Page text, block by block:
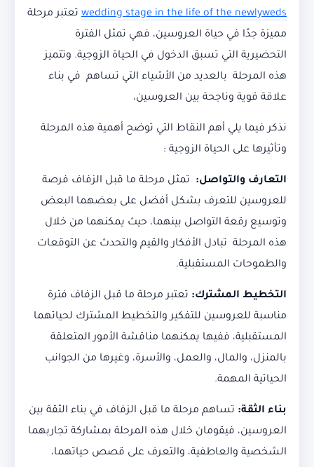
wedding stage in the life of the newlyweds تعتبر مرحلة
مميزة جدًا في حياة العروسين، فهي تمثل الفترة
التحضيرية التي تسبق الدخول في الحياة الزوجية. وتتميز
هذه المرحلة بالعديد من الأشياء التي تساهم في بناء
علاقة قوية وناجحة بين العروسين،
نذكر فيما يلي أهم النقاط التي توضح أهمية هذه المرحلة
وتأثيرها على الحياة الزوجية :
التعارف والتواصل: تمثل مرحلة ما قبل الزفاف فرصة
للعروسين للتعرف بشكل أفضل على بعضهما البعض
وتوسيع رقعة التواصل بينهما، حيث يمكنهما من خلال
هذه المرحلة تبادل الأفكار والقيم والتحدث عن التوقعات
والطموحات المستقبلية.
التخطيط المشترك: تعتبر مرحلة ما قبل الزفاف فترة
مناسبة للعروسين للتفكير والتخطيط المشترك لحياتهما
المستقبلية، ففيها يمكنهما مناقشة الأمور المتعلقة
بالمنزل، والمال، والعمل، والأسرة، وغيرها من الجوانب
الحياتية المهمة.
بناء الثقة: تساهم مرحلة ما قبل الزفاف في بناء الثقة بين
العروسين، فيقومان خلال هذه المرحلة بمشاركة تجاربهما
الشخصية والعاطفية، والتعرف على قصص حياتهما،